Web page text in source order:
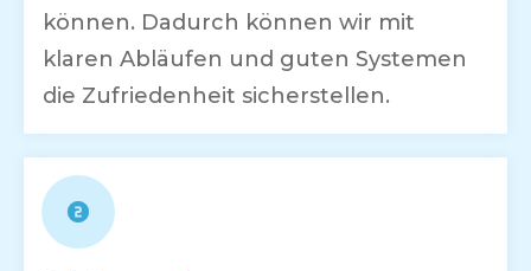
können. Dadurch können wir mit
klaren Abläufen und guten Systemen
die Zufriedenheit sicherstellen.